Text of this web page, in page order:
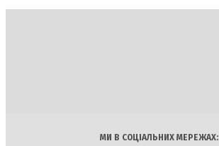
МИ В СОЦІАЛЬНИХ МЕРЕЖАХ: